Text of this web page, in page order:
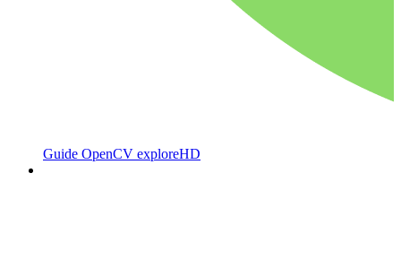
Guide OpenCV exploreHD